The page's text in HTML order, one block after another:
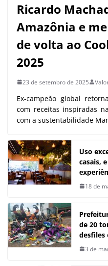
Ricardo
Amazônia e
de volta ao
2025
23 de setembro de 2025
Ex-campeão global
com receitas inspiradas
com a sustentabilidade
Uso
casais,
18 de
de 20
desfiles
3 de